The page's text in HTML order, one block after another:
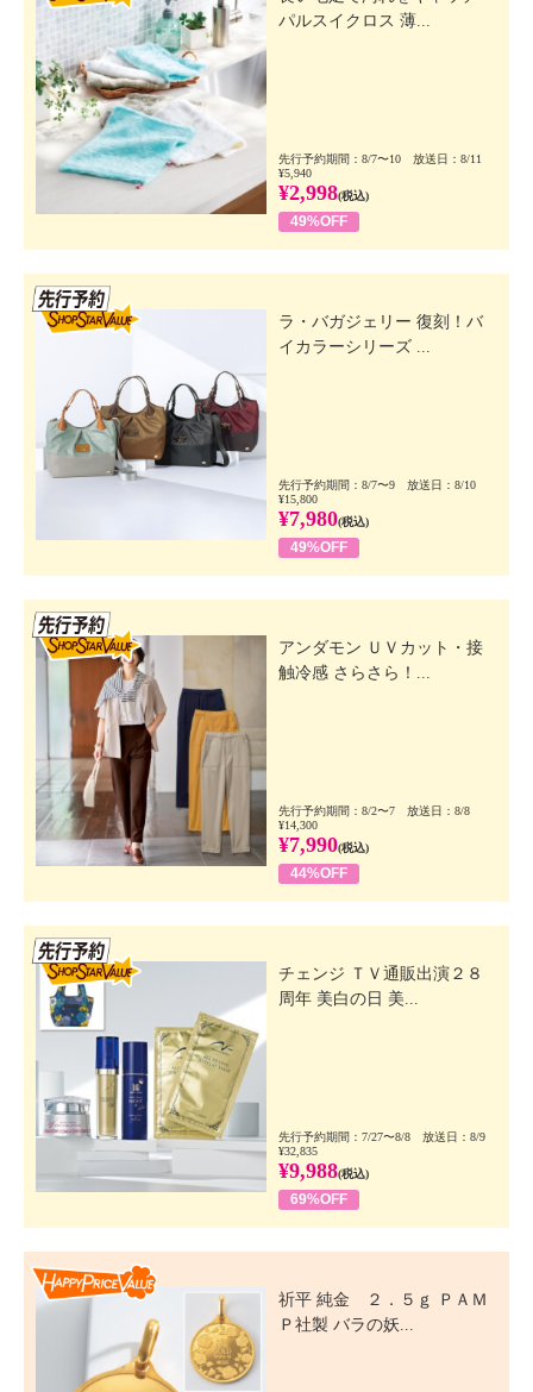
パルスイクロス 薄...
先行予約期間：8/7〜10 放送日：8/11
¥5,940
¥2,998(税込)
49%OFF
ラ・バガジェリー 復刻！バ
イカラーシリーズ ...
先行予約期間：8/7〜9 放送日：8/10
¥15,800
¥7,980(税込)
49%OFF
アンダモン ＵＶカット・接
触冷感 さらさら！...
先行予約期間：8/2〜7 放送日：8/8
¥14,300
¥7,990(税込)
44%OFF
チェンジ ＴＶ通販出演２８
周年 美白の日 美...
先行予約期間：7/27〜8/8 放送日：8/9
¥32,835
¥9,988(税込)
69%OFF
祈平 純金 ２．５ｇ ＰＡＭ
Ｐ社製 バラの妖...